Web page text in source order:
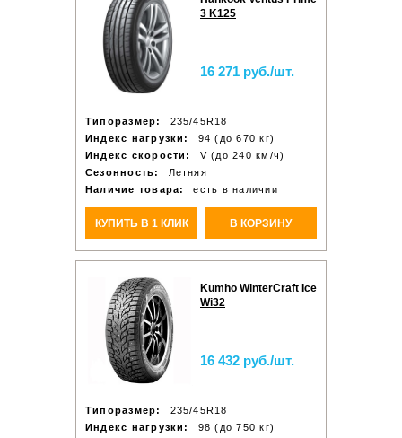
3 K125
16 271 руб./шт.
Типоразмер:
235/45R18
Индекс нагрузки:
94 (до 670 кг)
Индекс скорости:
V (до 240 км/ч)
Сезонность:
Летняя
Наличие товара:
есть в наличии
КУПИТЬ В 1 КЛИК В КОРЗИНУ
Kumho WinterCraft Ice
Wi32
16 432 руб./шт.
Типоразмер:
235/45R18
Индекс нагрузки:
98 (до 750 кг)